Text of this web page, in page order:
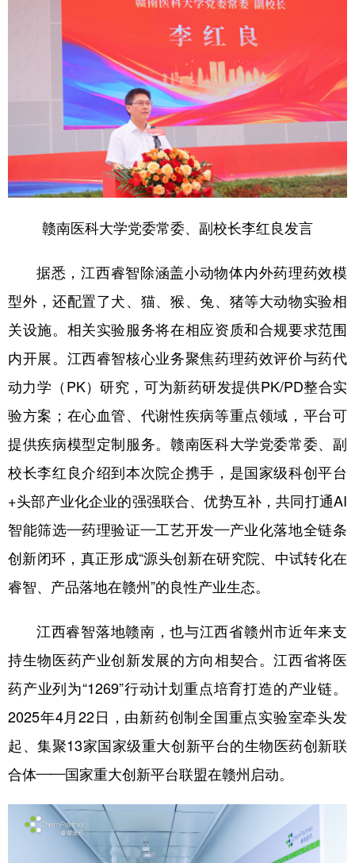
赣南医科大学党委常委、副校长李红良发言
据悉，江西睿智除涵盖小动物体内外药理药效模
型外，还配置了犬、猫、猴、兔、猪等大动物实验相
关设施。相关实验服务将在相应资质和合规要求范围
内开展。江西睿智核心业务聚焦药理药效评价与药代
动力学（PK）研究，可为新药研发提供PK/PD整合实
验方案；在心血管、代谢性疾病等重点领域，平台可
提供疾病模型定制服务。赣南医科大学党委常委、副
校长李红良介绍到本次院企携手，是国家级科创平台
+头部产业化企业的强强联合、优势互补，共同打通AI
智能筛选—药理验证—工艺开发—产业化落地全链条
创新闭环，真正形成“源头创新在研究院、中试转化在
睿智、产品落地在赣州”的良性产业生态。
江西睿智落地赣南，也与江西省赣州市近年来支
持生物医药产业创新发展的方向相契合。江西省将医
药产业列为“1269”行动计划重点培育打造的产业链。
2025年4月22日，由新药创制全国重点实验室牵头发
起、集聚13家国家级重大创新平台的生物医药创新联
合体——国家重大创新平台联盟在赣州启动。